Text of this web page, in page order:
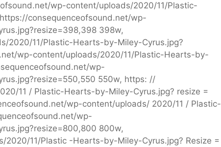
wp-content/uploads/2020/11/Plastic-
consequenceofsound.net/wp-
398w,
2020/11/Plastic-Hearts-by-Miley-Cyrus.jpg?
wp-content/uploads/2020/11/Plastic-Hearts-by-
wp-
550w, https: //
11 / Plastic-Hearts-by-Miley-Cyrus.jpg? resize =
wp-content/uploads/ 2020/11 / Plastic-
wp-
800w,
11/Plastic -Hearts-by-Miley-Cyrus.jpg? Resize =